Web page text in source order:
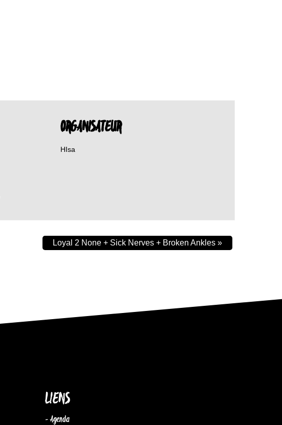
ORGANISATEUR
HIsa
Loyal 2 None + Sick Nerves + Broken Ankles »
LIENS
- Agenda